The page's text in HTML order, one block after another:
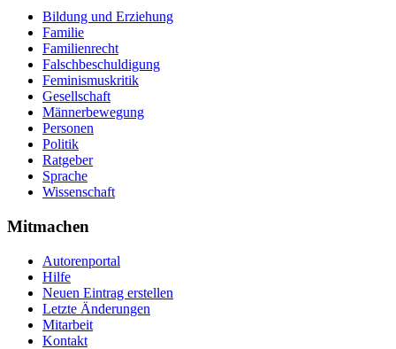
Bildung und Erziehung
Familie
Familienrecht
Falschbeschuldigung
Feminismuskritik
Gesellschaft
Männerbewegung
Personen
Politik
Ratgeber
Sprache
Wissenschaft
Mitmachen
Autorenportal
Hilfe
Neuen Eintrag erstellen
Letzte Änderungen
Mitarbeit
Kontakt